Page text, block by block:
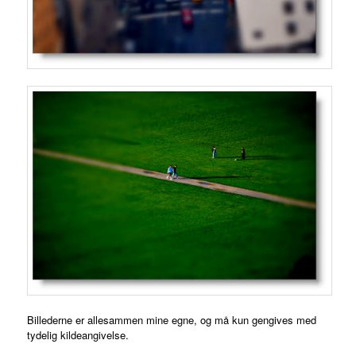
Billederne er allesammen mine egne, og må kun gengives med
tydelig kildeangivelse.